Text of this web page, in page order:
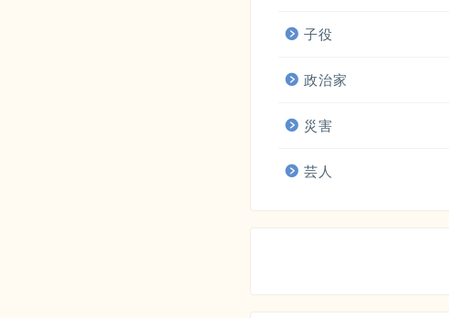
子役
政治家
災害
芸人